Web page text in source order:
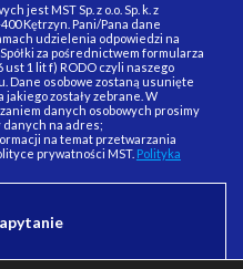
jest MST Sp. z o.o. Sp. k. z
Kętrzyn. Pani/Pana dane
udzielenia odpowiedzi na
za pośrednictwem formularza
1 lit f) RODO czyli naszego
Dane osobowe zostaną usunięte
zostały zebrane. W
danych osobowych prosimy
danych na adres;
na temat przetwarzania
prywatności MST. Polityka